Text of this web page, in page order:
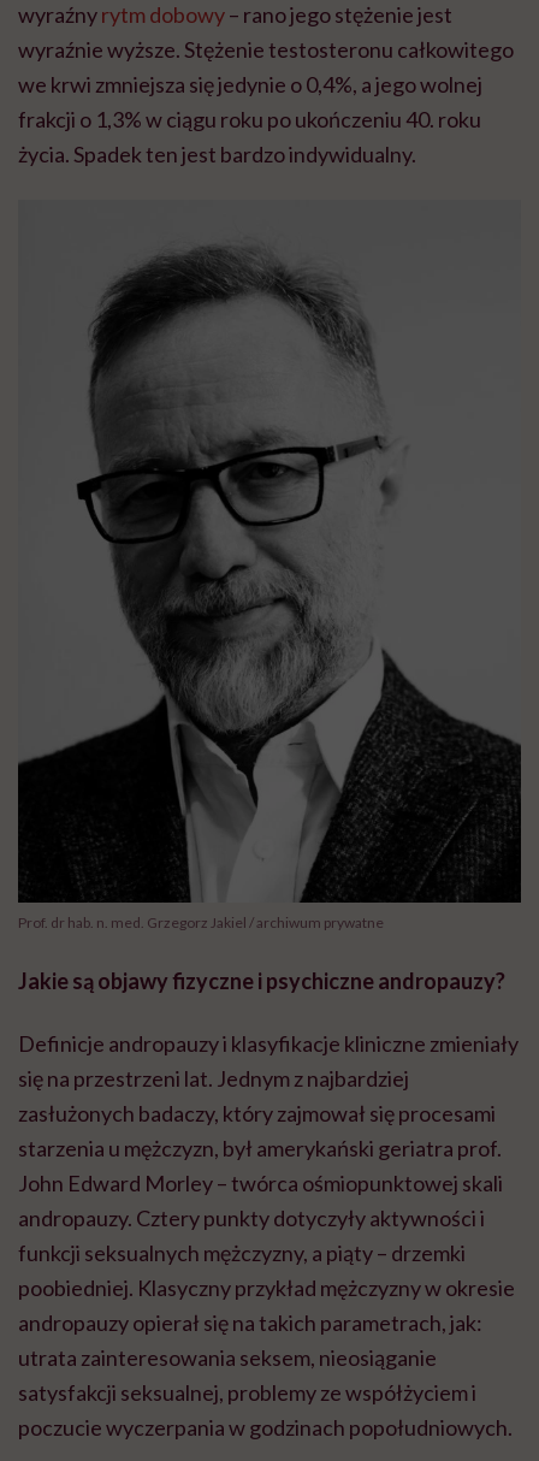
wyraźnyrytm dobowy– rano jego stężenie jest
wyraźnie wyższe. Stężenie testosteronu całkowitego
we krwi zmniejsza się jedynie o 0,4%, a jego wolnej
frakcji o 1,3% w ciągu roku po ukończeniu 40. roku
życia. Spadek ten jest bardzo indywidualny.
Prof. dr hab. n. med. Grzegorz Jakiel / archiwum prywatne
Jakie są objawy fizyczne i psychiczne andropauzy?
Definicje andropauzy i klasyfikacje kliniczne zmieniały
się na przestrzeni lat. Jednym z najbardziej
zasłużonych badaczy, który zajmował się procesami
starzenia u mężczyzn, był amerykański geriatra prof.
John Edward Morley – twórca ośmiopunktowej skali
andropauzy. Cztery punkty dotyczyły aktywności i
funkcji seksualnych mężczyzny, a piąty – drzemki
poobiedniej. Klasyczny przykład mężczyzny w okresie
andropauzy opierał się na takich parametrach, jak:
utrata zainteresowania seksem, nieosiąganie
satysfakcji seksualnej, problemy ze współżyciem i
poczucie wyczerpania w godzinach popołudniowych.